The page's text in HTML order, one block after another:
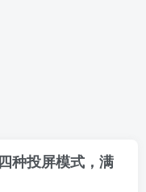
种投屏模式，满